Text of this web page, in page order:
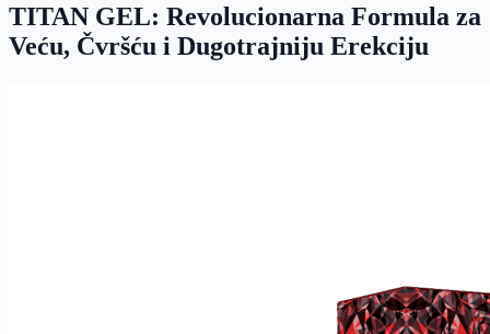
TITAN GEL: Revolucionarna Formula za
Veću, Čvršću i Dugotrajniju Erekciju